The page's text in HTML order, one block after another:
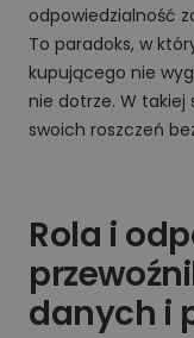
odpowiedzialność
To paradoks, w
kupującego nie
nie dotrze. W
swoich roszczeń
Rola i
danych i